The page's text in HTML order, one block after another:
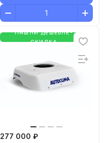
НАШЛИ ДЕШЕВЛЕ-
СКИДКА
277 000 ₽